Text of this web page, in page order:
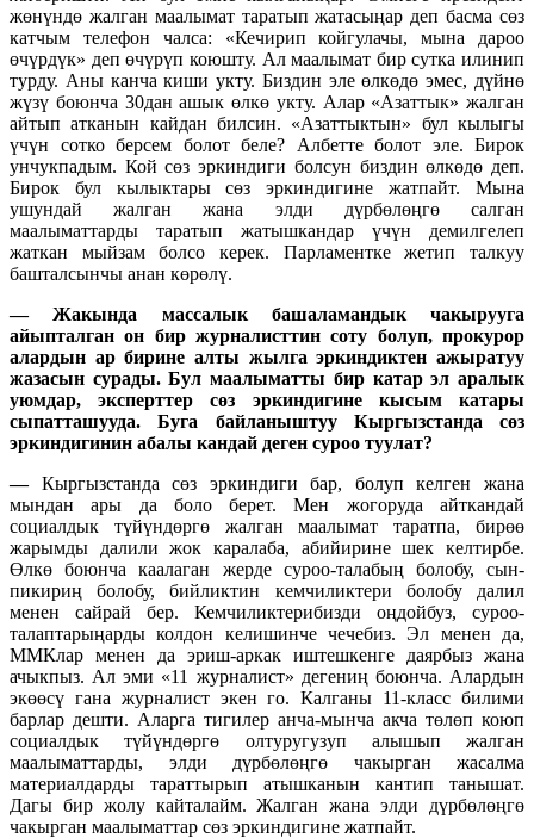
жөнүндө жалган маалымат таратып жатасыңар деп басма сөз
катчым телефон чалса: «Кечирип койгулачы, мына дароо
өчүрдүк» деп өчүрүп коюшту. Ал маалымат бир сутка илинип
турду. Аны канча киши укту. Биздин эле өлкөдө эмес, дүйнө
жүзү боюнча 30дан ашык өлкө укту. Алар «Азаттык» жалган
айтып атканын кайдан билсин. «Азаттыктын» бул кылыгы
үчүн сотко берсем болот беле? Албетте болот эле. Бирок
унчукпадым. Кой сөз эркиндиги болсун биздин өлкөдө деп.
Бирок бул кылыктары сөз эркиндигине жатпайт. Мына
ушундай жалган жана элди дүрбөлөңгө салган
маалыматтарды таратып жатышкандар үчүн демилгелеп
жаткан мыйзам болсо керек. Парламентке жетип талкуу
башталсынчы анан көрөлү.
—
Жакында массалык башаламандык чакырууга
айыпталган он бир журналисттин соту болуп, прокурор
алардын ар бирине алты жылга эркиндиктен ажыратуу
жазасын сурады. Бул маалыматты бир катар эл аралык
уюмдар, эксперттер сөз эркиндигине кысым катары
сыпатташууда. Буга байланыштуу Кыргызстанда сөз
эркиндигинин абалы кандай деген суроо туулат?
—Кыргызстанда сөз эркиндиги бар, болуп келген жана
мындан ары да боло берет. Мен жогоруда айткандай
социалдык түйүндөргө жалган маалымат таратпа, бирөө
жарымды далили жок каралаба, абийирине шек келтирбе.
Өлкө боюнча каалаган жерде суроо-талабың болобу, сын-
пикириң болобу, бийликтин кемчиликтери болобу далил
менен сайрай бер. Кемчиликтерибизди оңдойбуз, суроо-
талаптарыңарды колдон келишинче чечебиз. Эл менен да,
ММКлар менен да эриш-аркак иштешкенге даярбыз жана
ачыкпыз. Ал эми «11 журналист» дегениң боюнча. Алардын
экөөсү гана журналист экен го. Калганы 11-класс билими
барлар дешти. Аларга тигилер анча-мынча акча төлөп коюп
социалдык түйүндөргө олтуругузуп алышып жалган
маалыматтарды, элди дүрбөлөңгө чакырган жасалма
материалдарды тараттырып атышканын кантип танышат.
Дагы бир жолу кайталайм. Жалган жана элди дүрбөлөңгө
чакырган маалыматтар сөз эркиндигине жатпайт.